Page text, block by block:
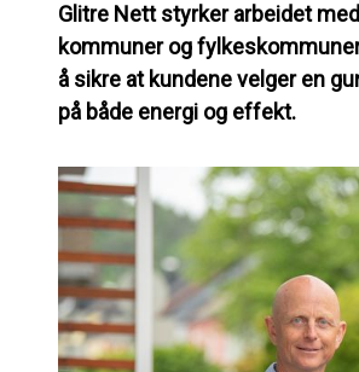
Glitre Nett styrker arbeidet
kommuner og
å sikre at kundene velger en
på både energi og effekt.